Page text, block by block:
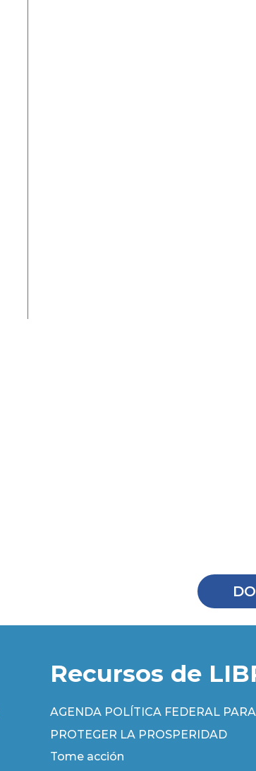
Recursos de
AGENDA POLÍTICA FEDERAL
PROTEGER LA PROSPERIDAD
Tome acción